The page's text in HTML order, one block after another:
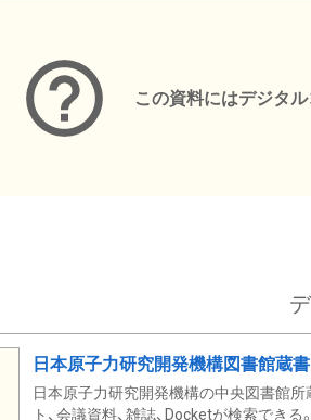
この資料にはデジタ
日本原子力研究開発機構図書館蔵書
日本原子力研究開発機構の中央図書館
ト、会議資料、雑誌、Docketが検索できる。